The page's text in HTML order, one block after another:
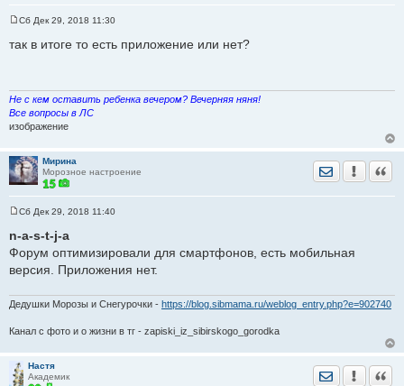
о
н
и
е
Сб Дек 29, 2018 11:30
так в итоге то есть приложение или нет?
Не с кем оставить ребенка вечером? Вечерняя няня!
Все вопросы в ЛС
изображение
Мирина
Морозное настроение
Отправить
о
б
е
и
е
Сб Дек 29, 2018 11:40
n-a-s-t-j-a
Форум оптимизировали для смартфонов, есть мобильная
версия. Приложения нет.
Дедушки Морозы и Снегурочки - https://blog.sibmama.ru/weblog_entry.php?e=902740
Канал с фото и о жизни в тг - zapiski_iz_sibirskogo_gorodka
Настя
Академик
Отправить